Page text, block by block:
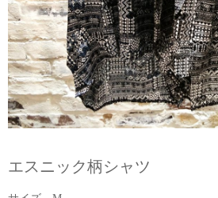
エスニック柄シャツ